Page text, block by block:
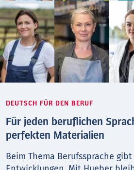
DEUTSCH FÜR DEN BERUF
Für jeden beruflichen
perfekten Materialien
Beim Thema Berufs­sprache